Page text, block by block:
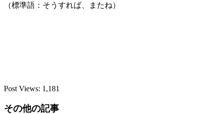
（標準語：そうすれば、またね）
Post Views: 1,181
その他の記事